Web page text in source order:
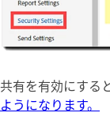
共有を有効にすると
ようになります。